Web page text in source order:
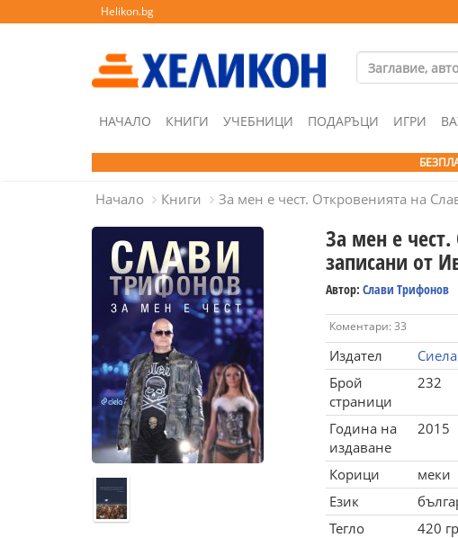
Helikon.bg
НАЧАЛО КНИГИ УЧЕБНИЦИ ПОДАРЪЦИ ИГРИ
Начало Книги За мен е чест. Откровенията на
За мен е
записани от
Автор: Слави Трифонов
Коментари: 33
Издател
Сиела
Брой
страници
232
Година на
издаване
2015
Корици
меки
Език
Тегло
420